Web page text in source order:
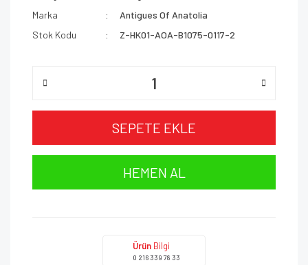
Marka
Antigues Of Anatolia
Stok Kodu
Z-HK01-AOA-B1075-0117-2
SEPETE EKLE
HEMEN AL
Ürün Bilgi
0 216 339 78 33